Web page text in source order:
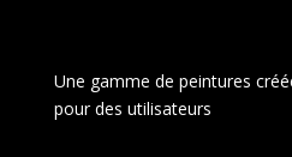
Une gamme de peintures
pour des utilisateurs